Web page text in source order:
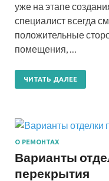
уже на этапе
специалист всегда
положительные
помещения, …
ЧИТАТЬ ДАЛЕЕ
О РЕМОНТАХ
Варианты
перекрытия